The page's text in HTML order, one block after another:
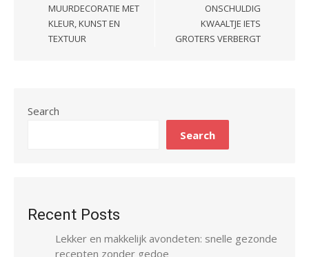
MUURDECORATIE MET
KLEUR, KUNST EN
TEXTUUR
ONSCHULDIG
KWAALTJE IETS
GROTERS VERBERGT
Search
Search
Recent Posts
Lekker en makkelijk avondeten: snelle gezonde
recepten zonder gedoe